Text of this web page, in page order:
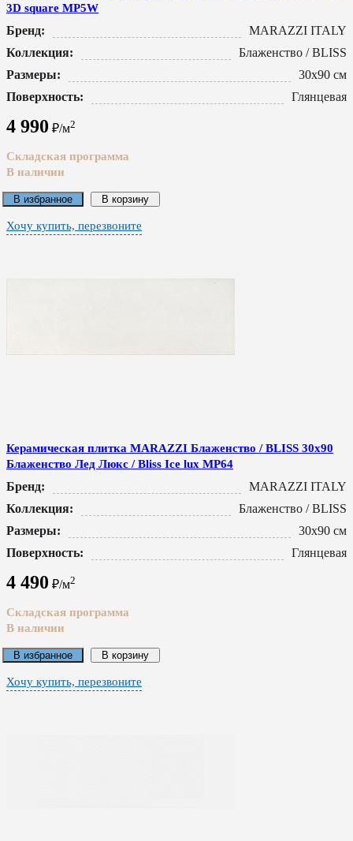
3D square MP5W
Бренд:
MARAZZI ITALY
Коллекция:
Блаженство / BLISS
Размеры:
30x90 см
Поверхность:
Глянцевая
4 990 ₽/м2
Складская программа
В наличии
В избранное В корзину
Хочу купить, перезвоните
Керамическая плитка MARAZZI Блаженство / BLISS 30x90
Блаженство Лед Люкс / Bliss Ice lux MP64
Бренд:
MARAZZI ITALY
Коллекция:
Блаженство / BLISS
Размеры:
30x90 см
Поверхность:
Глянцевая
4 490 ₽/м2
Складская программа
В наличии
В избранное В корзину
Хочу купить, перезвоните